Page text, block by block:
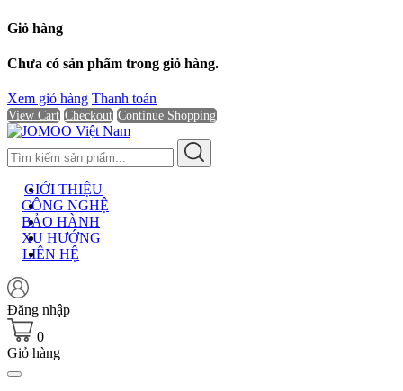
Giỏ hàng
Chưa có sản phẩm trong giỏ hàng.
Xem giỏ hàng Thanh toán
View Cart Checkout Continue Shopping
GIỚI THIỆU
CÔNG NGHỆ
BẢO HÀNH
XU HƯỚNG
LIÊN HỆ
Đăng nhập
0
Giỏ hàng